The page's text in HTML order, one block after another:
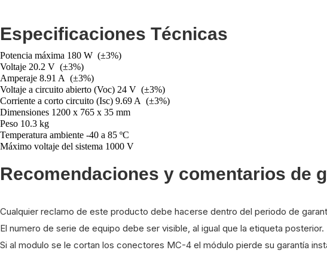
Especificaciones Técnicas
Potencia máxima 180 W (±3%)
Voltaje 20.2 V (±3%)
Amperaje 8.91 A (±3%)
Voltaje a circuito abierto (Voc) 24 V (±3%)
Corriente a corto circuito (Isc) 9.69 A (±3%)
Dimensiones 1200 x 765 x 35 mm
Peso 10.3 kg
Temperatura ambiente -40 a 85 ºC
Máximo voltaje del sistema 1000 V
Recomendaciones y comentarios de
Cualquier reclamo de este producto debe hacerse dentro del periodo de
El numero de serie de equipo debe ser visible, al igual que la etiqueta posterior.
Si al modulo se le cortan los conectores MC-4 el módulo pierde su garantía